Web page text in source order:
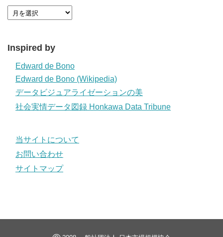
Inspired by
Edward de Bono
Edward de Bono (Wikipedia)
データビジュアライゼーションの美
社会実情データ図録 Honkawa Data Tribune
当サイトについて
お問い合わせ
サイトマップ